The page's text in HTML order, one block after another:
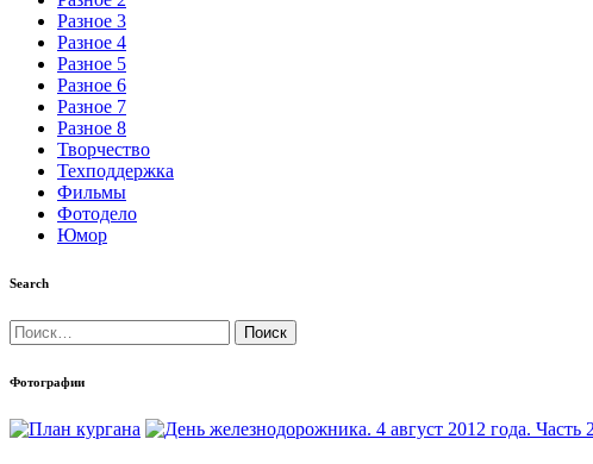
Разное 3
Разное 4
Разное 5
Разное 6
Разное 7
Разное 8
Творчество
Техподдержка
Фильмы
Фотодело
Юмор
Search
Найти:
Фотографии